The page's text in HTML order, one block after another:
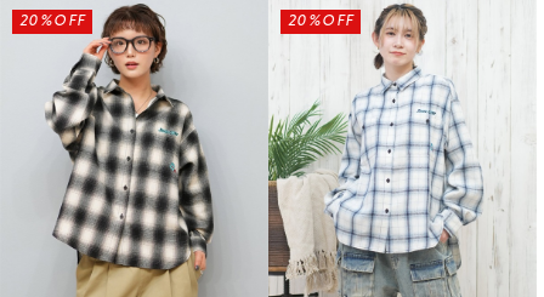
中古/アウトレット スノ
ー
店舗一覧
お問い合わせ
ニュース
20%OFF 20%OFF